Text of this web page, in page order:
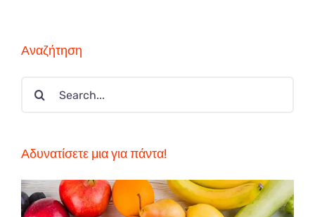
Αναζήτηση
Search
Αδυνατίσετε μια για πάντα!